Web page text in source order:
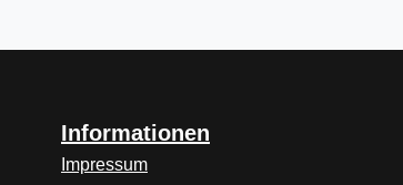
Informationen
Impressum